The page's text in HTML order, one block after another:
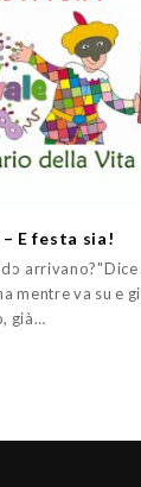
E festa sia!
arrivano?"Dice
mentre va su e
già…